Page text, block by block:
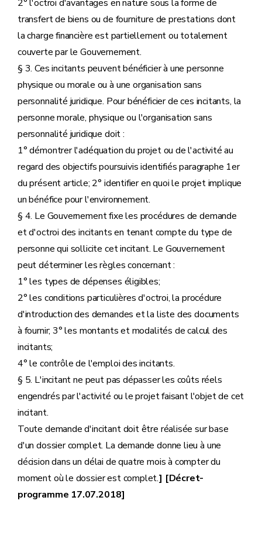
2° l'octroi d'avantages en nature sous la forme de
transfert de biens ou de fourniture de prestations dont
la charge financière est partiellement ou totalement
couverte par le Gouvernement.
§ 3. Ces incitants peuvent bénéficier à une personne
physique ou morale ou à une organisation sans
personnalité juridique. Pour bénéficier de ces incitants, la
personne morale, physique ou l'organisation sans
personnalité juridique doit :
1° démontrer l'adéquation du projet ou de l'activité au
regard des objectifs poursuivis identifiés paragraphe 1er
du présent article; 2° identifier en quoi le projet implique
un bénéfice pour l'environnement.
§ 4. Le Gouvernement fixe les procédures de demande
et d'octroi des incitants en tenant compte du type de
personne qui sollicite cet incitant. Le Gouvernement
peut déterminer les règles concernant :
1° les types de dépenses éligibles;
2° les conditions particulières d'octroi, la procédure
d'introduction des demandes et la liste des documents
à fournir; 3° les montants et modalités de calcul des
incitants;
4° le contrôle de l'emploi des incitants.
§ 5. L'incitant ne peut pas dépasser les coûts réels
engendrés par l'activité ou le projet faisant l'objet de cet
incitant.
Toute demande d'incitant doit être réalisée sur base
d'un dossier complet. La demande donne lieu à une
décision dans un délai de quatre mois à compter du
moment où le dossier est complet.] [Décret-
programme 17.07.2018]